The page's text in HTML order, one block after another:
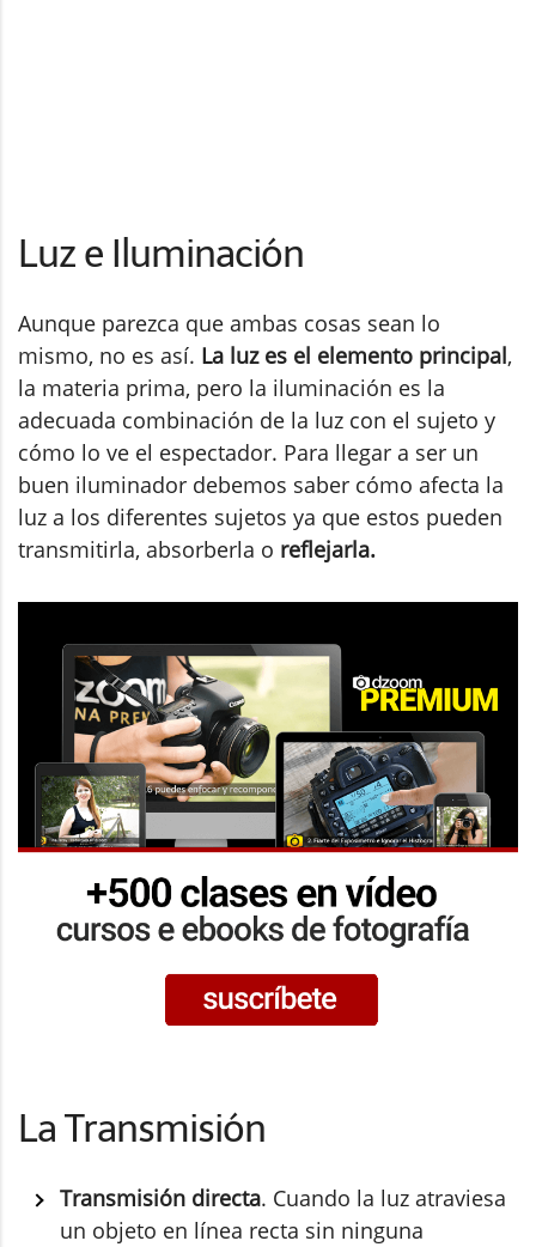
Luz e Iluminación
Aunque parezca que ambas cosas sean lo
mismo, no es así. La luz es el elemento principal,
la materia prima, pero la iluminación es la
adecuada combinación de la luz con el sujeto y
cómo lo ve el espectador. Para llegar a ser un
buen iluminador debemos saber cómo afecta la
luz a los diferentes sujetos ya que estos pueden
transmitirla, absorberla o reflejarla.
La Transmisión
Transmisión directa. Cuando la luz atraviesa
un objeto en línea recta sin ninguna